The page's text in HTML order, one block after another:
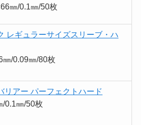
㎜/0.1㎜/50枚
レギュラーサイズスリーブ・ハ
㎜/0.09㎜/80枚
リアー パーフェクトハード
/0.1㎜/50枚